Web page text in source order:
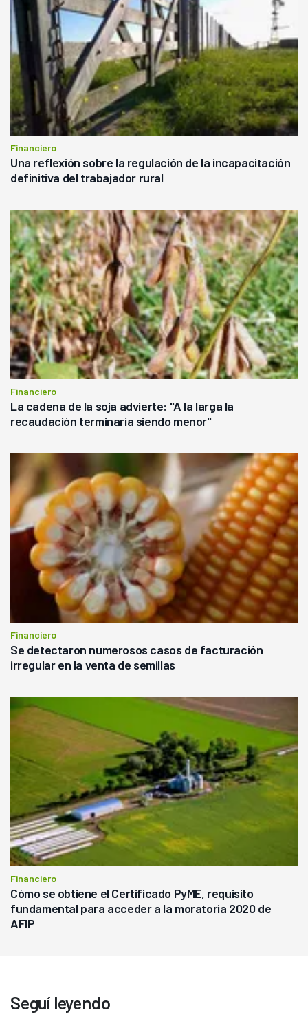
Financiero
Una reflexión sobre la regulación de la incapacitación
definitiva del trabajador rural
Financiero
La cadena de la soja advierte: "A la larga la
recaudación terminaría siendo menor"
Financiero
Se detectaron numerosos casos de facturación
irregular en la venta de semillas
Financiero
Cómo se obtiene el Certificado PyME, requisito
fundamental para acceder a la moratoria 2020 de
AFIP
Seguí leyendo